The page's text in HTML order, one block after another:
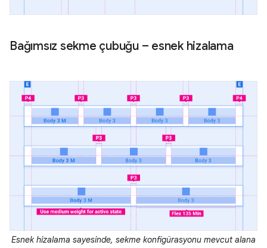
Bağımsız sekme çubuğu – esnek hizalama
Esnek hizalama sayesinde, sekme konfigürasyonu mevcut alana